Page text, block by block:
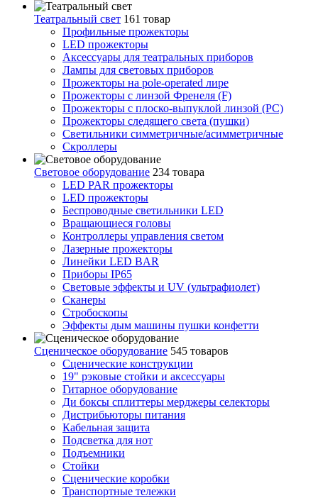
Театральный свет 161 товар
Профильные прожекторы
LED прожекторы
Аксессуары для театральных приборов
Лампы для световых приборов
Прожекторы на pole-operated лире
Прожекторы с линзой Френеля (F)
Прожекторы с плоско-выпуклой линзой (PC)
Прожекторы следящего света (пушки)
Светильники симметричные/асимметричные
Скроллеры
Световое оборудование 234 товара
LED PAR прожекторы
LED прожекторы
Беспроводные светильники LED
Вращающиеся головы
Контроллеры управления светом
Лазерные прожекторы
Линейки LED BAR
Приборы IP65
Световые эффекты и UV (ультрафиолет)
Сканеры
Стробоскопы
Эффекты дым машины пушки конфетти
Сценическое оборудование 545 товаров
Сценические конструкции
19" рэковые стойки и аксесcуары
Гитарное оборудование
Ди боксы сплиттеры мерджеры селекторы
Дистрибьюторы питания
Кабельная защита
Подсветка для нот
Подъемники
Стойки
Сценические коробки
Транспортные тележки